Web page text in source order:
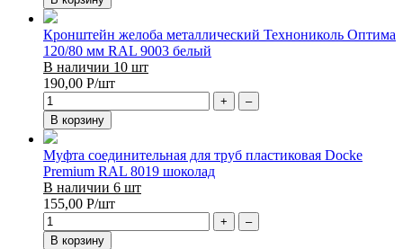
Кронштейн желоба металлический Технониколь Оптима
120/80 мм RAL 9003 белый
В наличии 10 шт
190,00 Р/шт
+
–
В корзину
Муфта соединительная для труб пластиковая Docke
Premium RAL 8019 шоколад
В наличии 6 шт
155,00 Р/шт
+
–
В корзину